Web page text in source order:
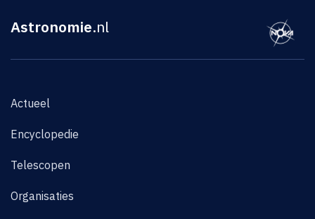
Astronomie.nl
Actueel
Encyclopedie
Telescopen
Organisaties